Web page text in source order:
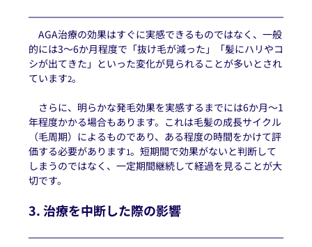
AGA治療の効果はすぐに実感できるものではなく、一般
的には3〜6か月程度で「抜け毛が減った」「髪にハリやコ
シが出てきた」といった変化が見られることが多いとされ
ています2。
さらに、明らかな発毛効果を実感するまでには6か月〜1
年程度かかる場合もあります。これは毛髪の成長サイクル
（毛周期）によるものであり、ある程度の時間をかけて評
価する必要があります1。短期間で効果がないと判断して
しまうのではなく、一定期間継続して経過を見ることが大
切です。
3. 治療を中断した際の影響